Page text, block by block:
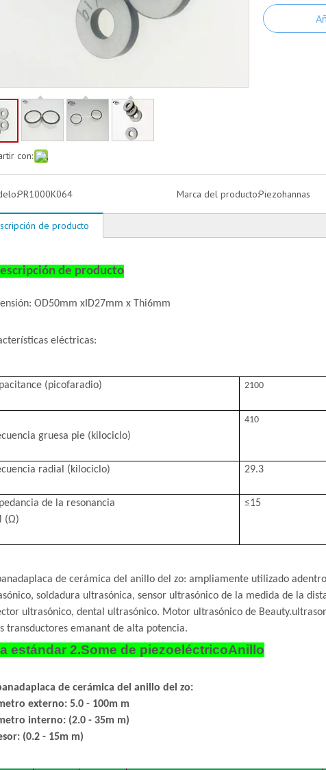
con:
PR1000K064 Marca del producto:Piezohannas
de producto
de producto
OD50mm xID27mm x Thi6mm
eléctricas:
itance (picofaradio) 2100
gruesa pie (kilociclo)
410
radial (kilociclo) 29.3
de la resonancia
(Ω)
≤15
placa de cerámica del anillo del zo: ampliamente utilizado adentro
soldadura ultrasónica, sensor ultrasónico de la medida de la
ultrasónico, dental ultrasónico. Motor ultrasónico de
transductores emanant de alta potencia.
estándar 2.Some de piezoeléctricoAnillo
placa de cerámica del anillo del zo:
externo: 5.0 - 100m m
interno: (2.0 - 35m m)
(0.2 - 15m m)